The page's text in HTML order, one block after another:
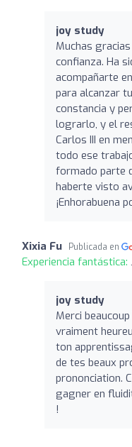
joy study
Muchas
confianza. Ha
acompañarte
para alcanzar
constancia y
lograrlo, y el
Carlos III en
todo ese
formado parte
haberte visto
¡Enhorabuena
Xixia Fu Publicada en
Experiencia fantástica:
joy study
Merci
vraiment
ton
de tes beaux
prononciation.
gagner en
!